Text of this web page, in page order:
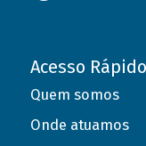
Acesso Rápido
Quem somos
Onde atuamos